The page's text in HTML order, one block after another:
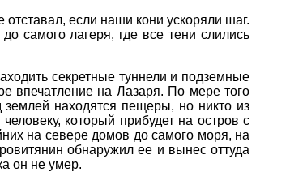
если наши кони ускоряли шаг.
самого лагеря, где все тени слились
секретные туннели и подземные
впечатление на Лазаря. По мере того
находятся пещеры, но никто из
который прибудет на остров с
на севере домов до самого моря, на
обнаружил ее и вынес оттуда
он не умер.